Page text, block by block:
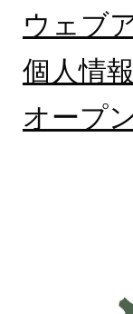
ウェブ
個人情
オープ